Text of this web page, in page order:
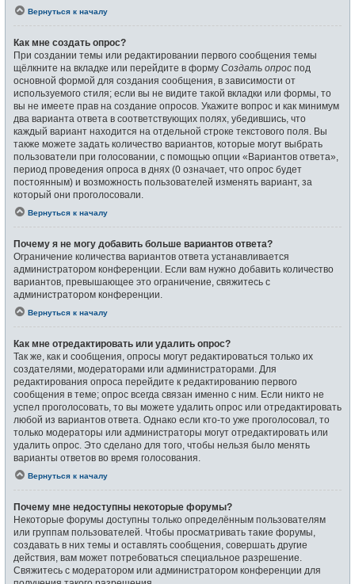
Вернуться к началу
Как мне создать опрос?
При создании темы или редактировании первого сообщения темы
щёлкните на вкладке или перейдите в форму Создать опрос под
основной формой для создания сообщения, в зависимости от
используемого стиля; если вы не видите такой вкладки или формы, то
вы не имеете прав на создание опросов. Укажите вопрос и как минимум
два варианта ответа в соответствующих полях, убедившись, что
каждый вариант находится на отдельной строке текстового поля. Вы
также можете задать количество вариантов, которые могут выбрать
пользователи при голосовании, с помощью опции «Вариантов ответа»,
период проведения опроса в днях (0 означает, что опрос будет
постоянным) и возможность пользователей изменять вариант, за
который они проголосовали.
Вернуться к началу
Почему я не могу добавить больше вариантов ответа?
Ограничение количества вариантов ответа устанавливается
администратором конференции. Если вам нужно добавить количество
вариантов, превышающее это ограничение, свяжитесь с
администратором конференции.
Вернуться к началу
Как мне отредактировать или удалить опрос?
Так же, как и сообщения, опросы могут редактироваться только их
создателями, модераторами или администраторами. Для
редактирования опроса перейдите к редактированию первого
сообщения в теме; опрос всегда связан именно с ним. Если никто не
успел проголосовать, то вы можете удалить опрос или отредактировать
любой из вариантов ответа. Однако если кто-то уже проголосовал, то
только модераторы или администраторы могут отредактировать или
удалить опрос. Это сделано для того, чтобы нельзя было менять
варианты ответов во время голосования.
Вернуться к началу
Почему мне недоступны некоторые форумы?
Некоторые форумы доступны только определённым пользователям
или группам пользователей. Чтобы просматривать такие форумы,
создавать в них темы и оставлять сообщения, совершать другие
действия, вам может потребоваться специальное разрешение.
Свяжитесь с модератором или администратором конференции для